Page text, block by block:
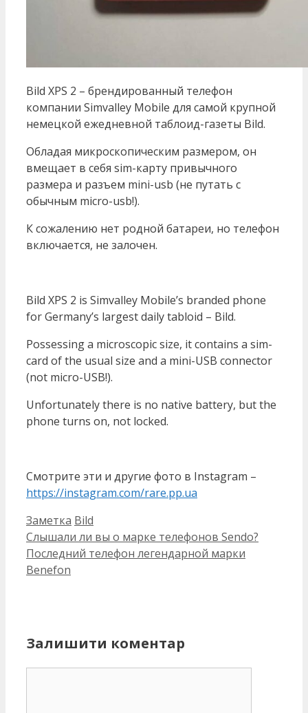
Bild XPS 2 – брендированный телефон
компании Simvalley Mobile для самой крупной
немецкой ежедневной таблоид-газеты Bild.
Обладая микроскопическим размером, он
вмещает в себя sim-карту привычного
размера и разъем mini-usb (не путать с
обычным micro-usb!).
К сожалению нет родной батареи, но телефон
включается, не залочен.
Bild XPS 2 is Simvalley Mobile’s branded phone
for Germany’s largest daily tabloid – Bild.
Possessing a microscopic size, it contains a sim-
card of the usual size and a mini-USB connector
(not micro-USB!).
Unfortunately there is no native battery, but the
phone turns on, not locked.
Смотрите эти и другие фото в Instagram –
https://instagram.com/rare.pp.ua
Категорії
Заметка Позначки
Bild
Слышали ли вы о марке телефонов Sendo?
Последний телефон легендарной марки
Benefon
Залишити коментар